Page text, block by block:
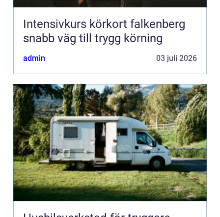
Intensivkurs körkort falkenberg
snabb väg till trygg körning
admin 03 juli 2026